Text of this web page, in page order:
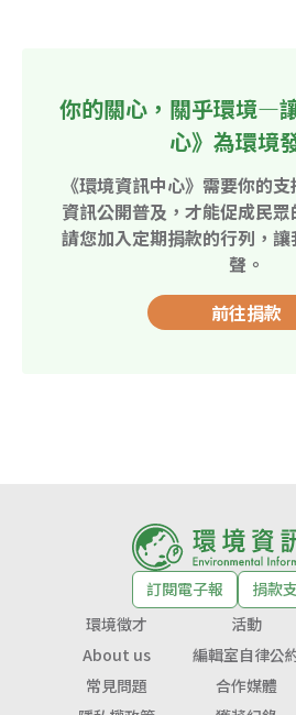
你的關心，關乎環境—
心》為環境
《環境資訊中心》需要你的
資訊公開普及，才能促成民
請您加入定期捐款的行列，
聲。
前往捐款
訂閱電子報
捐款
環境徵才
活動
About us
編輯室自律公
常見問題
合作媒體